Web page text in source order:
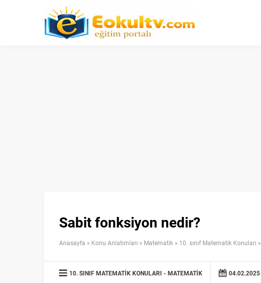
Sabit fonksiyon nedir?
Anasayfa » Konu Anlatımları » Matematik » 10. sınıf Matematik Konuları »
10. SINIF MATEMATIK KONULARI MATEMATIK 04.02.2025